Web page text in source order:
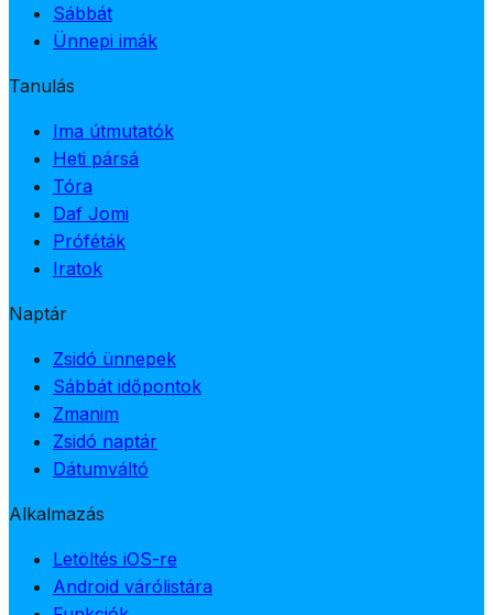
Sábbát
Ünnepi imák
Tanulás
Ima útmutatók
Heti pársá
Tóra
Daf Jomi
Próféták
Iratok
Naptár
Zsidó ünnepek
Sábbát időpontok
Zmanim
Zsidó naptár
Dátumváltó
Alkalmazás
Letöltés iOS-re
Android várólistára